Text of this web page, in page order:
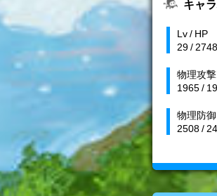
Lv / HP
29 /
物理攻
1965 /
物理防
2508 /